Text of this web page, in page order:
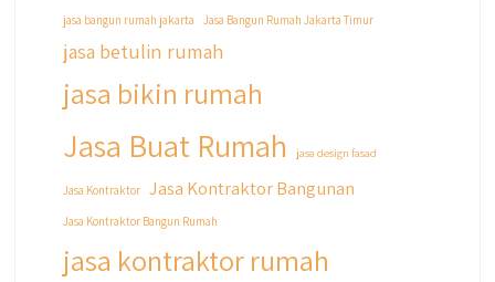
Untuk informasi lebih lanjut terkait program
di bio yaa
#jasabangunrumahjakarta
#jasarenovasirumahjakarta
#kontraktorjakarta #kontraktorbangunan
#kontraktorbangunanjakarta
#kontraktorbekasi #kontraktorinteriorjakarta
#jasabangunrumahdepok
#jasarenovasirumahbekasi
jasa bangun rumah jakarta Jasa Bangun Rumah Jakarta Timur
jasa betulin rumah
jasa bikin rumah
Jasa Buat Rumah jasa design fasad
Jasa Kontraktor Jasa Kontraktor Bangunan
Jasa Kontraktor Bangun Rumah
jasa kontraktor rumah